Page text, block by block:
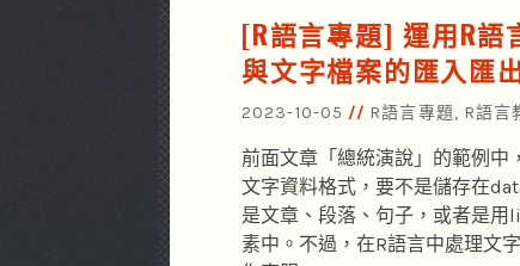
[R語言專題] 運用R
與文字檔案的匯入匯
2023-10-05 R語言專題, R語言
前面文章「總統演說」的範例中
文字資料格式，要不是儲存在
是文章、段落、句子，或者是
素中。不過，在R語言中處理文